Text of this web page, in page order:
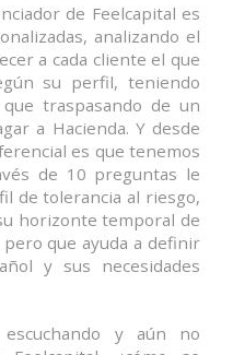
de Feelcapital es
analizando el
a cada cliente el que
su perfil, teniendo
traspasando de un
a Hacienda. Y desde
es que tenemos
de 10 preguntas le
de tolerancia al riesgo,
horizonte temporal de
que ayuda a definir
y sus necesidades
y aún no